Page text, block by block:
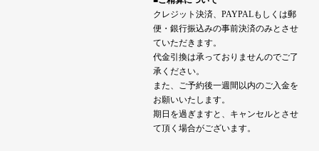
クレジット決済、PAYPALもしくは郵
便・銀行振込みの事前決済のみとさせ
ていただきます。
代金引換は承っておりませんのでご了
承ください。
また、ご予約後一週間以内のご入金を
お願いいたします。
期日を過ぎますと、キャンセルとさせ
て頂く場合がございます。